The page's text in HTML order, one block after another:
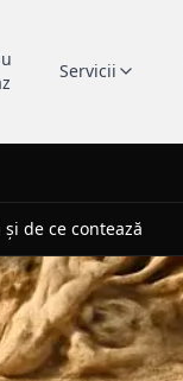
Servicii
de ce contează